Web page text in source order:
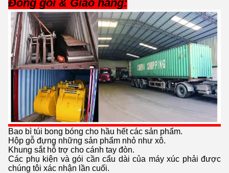
Đóng gói & Giao hàng:
Bao bì túi bong bóng cho hầu hết các sản phẩm.
Hộp gỗ đựng những sản phẩm nhỏ như xô.
Khung sắt hỗ trợ cho cánh tay đòn.
Các phụ kiện và gói cần cẩu dài của máy xúc phải được
chúng tôi xác nhận lần cuối.